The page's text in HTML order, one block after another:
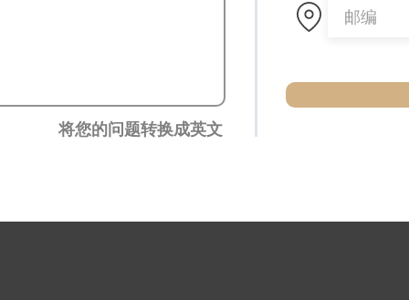
将您的问题转换成英文